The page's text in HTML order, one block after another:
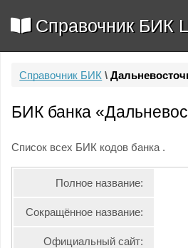
Справочник БИК
Справочник БИК \
БИК банка
Список всех БИК кодов банка .
Полное название:
Сокращённое название:
Официальный сайт: